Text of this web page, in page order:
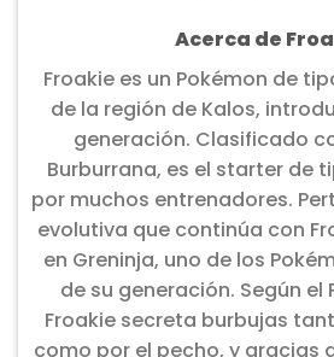
Acerca de
Froakie es un Pokémon de
de la región de Kalos,
generación. Clasificado
Burburrana, es el starter de
por muchos entrenadores.
evolutiva que continúa con
en Greninja, uno de los
de su generación. Según el
Froakie secreta burbujas
como por el pecho, y gracias